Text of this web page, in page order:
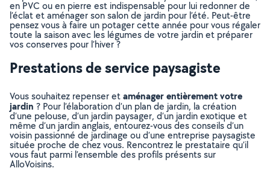
en PVC ou en pierre est indispensable pour lui redonner de
l’éclat et aménager son salon de jardin pour l’été. Peut-être
pensez vous à faire un potager cette année pour vous régaler
toute la saison avec les légumes de votre jardin et préparer
vos conserves pour l’hiver ?
Prestations de service paysagiste
Vous souhaitez repenser etaménager entièrement votre
jardin ? Pour l’élaboration d’un plan de jardin, la création
d’une pelouse, d’un jardin paysager, d’un jardin exotique et
même d’un jardin anglais, entourez-vous des conseils d’un
voisin passionné de jardinage ou d’une entreprise paysagiste
située proche de chez vous. Rencontrez le prestataire qu’il
vous faut parmi l’ensemble des profils présents sur
AlloVoisins.